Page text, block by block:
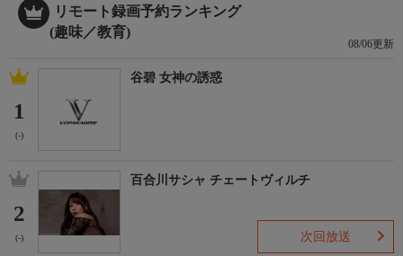
リモート録画予約ランキング
(趣味／教育)
08/06更新
1
(-)
谷碧 女神の誘惑
2
(-)
百合川サシャ チェートヴィルチ
次回放送